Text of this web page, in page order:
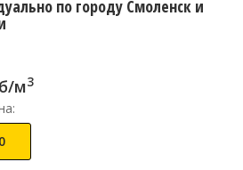
по городу Смоленск и
м3